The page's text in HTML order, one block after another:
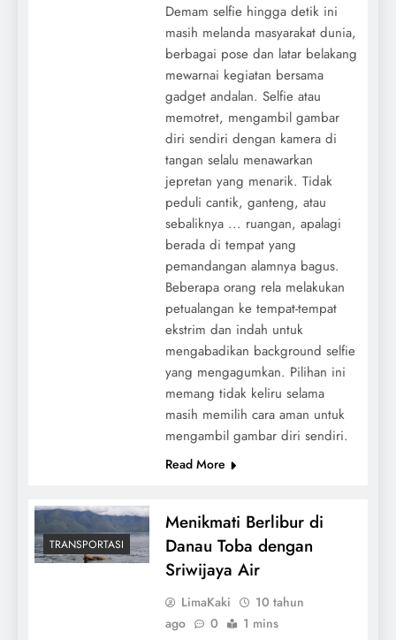
Demam selfie hingga detik ini
masih melanda masyarakat dunia,
berbagai pose dan latar belakang
mewarnai kegiatan bersama
gadget andalan. Selfie atau
memotret, mengambil gambar
diri sendiri dengan kamera di
tangan selalu menawarkan
jepretan yang menarik. Tidak
peduli cantik, ganteng, atau
sebaliknya ... ruangan, apalagi
berada di tempat yang
pemandangan alamnya bagus.
Beberapa orang rela melakukan
petualangan ke tempat-tempat
ekstrim dan indah untuk
mengabadikan background selfie
yang mengagumkan. Pilihan ini
memang tidak keliru selama
masih memilih cara aman untuk
mengambil gambar diri sendiri.
Read More
TRANSPORTASI
Menikmati Berlibur di
Danau Toba dengan
Sriwijaya Air
LimaKaki
10 tahun
ago
0 1 mins